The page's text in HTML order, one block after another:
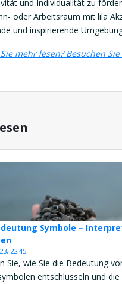
und Individualität zu
oder Arbeitsraum mit lila
und inspirierende
mehr lesen? Besuchen
Symbole –
22:45
Sie, wie Sie die Bedeutung
entschlüsseln und